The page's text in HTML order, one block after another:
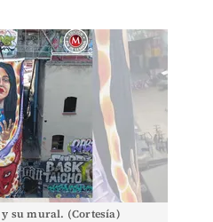
su mural. (Cortesía)